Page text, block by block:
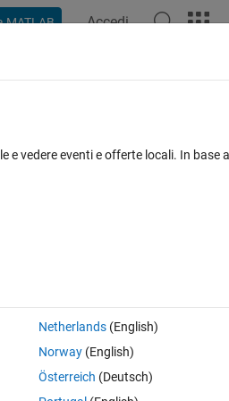
MATLAB Accedi
ytest
0 voti
vedere eventi e offerte locali. In
Netherlands(English)
Norway(English)
Österreich (Deutsch)